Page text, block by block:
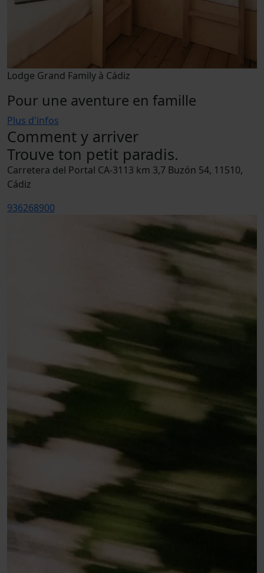
Lodge Grand Family à Cádiz
Pour une aventure en famille
Plus d'infos
Comment y arriver
Trouve ton petit paradis.
Carretera del Portal CA-3113 km 3,7 Buzón 54, 11510,
Cádiz
936268900